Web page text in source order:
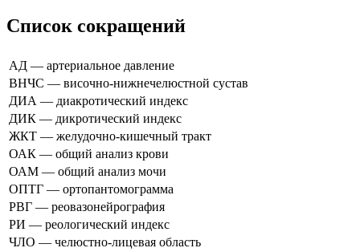
Список сокращений
АД — артериальное давление
ВНЧС — височно-нижнечелюстной сустав
ДИА — диакротический индекс
ДИК — дикротический индекс
ЖКТ — желудочно-кишечный тракт
ОАК — общий анализ крови
ОАМ — общий анализ мочи
ОПТГ — ортопантомограмма
РВГ — реовазонейрография
РИ — реологический индекс
ЧЛО — челюстно-лицевая область